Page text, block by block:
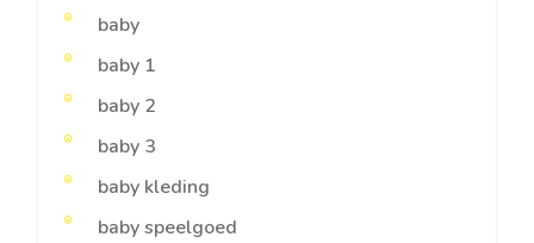
baby
baby 1
baby 2
baby 3
baby kleding
baby speelgoed